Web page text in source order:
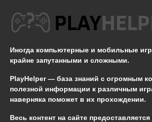
Иногда компьютерные и мобильные
крайне запутанными и сложными.
PlayHelper — база знаний с огромным
полезной информации к различным
наверняка поможет в их прохождении.
Весь контент на сайте